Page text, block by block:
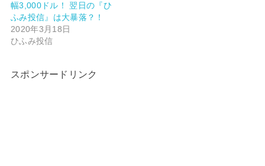
幅3,000ドル！ 翌日の『ひ
ふみ投信』は大暴落？！
2020年3月18日
ひふみ投信
スポンサードリンク